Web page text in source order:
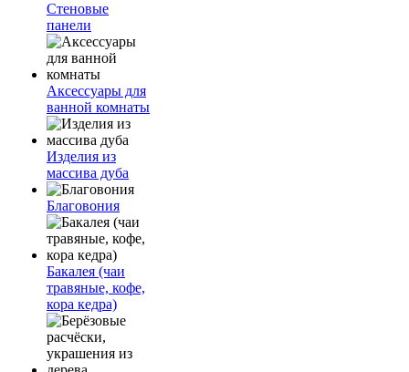
Стеновые
панели
Аксессуары для
ванной комнаты
Изделия из
массива дуба
Благовония
Бакалея (чаи
травяные, кофе,
кора кедра)